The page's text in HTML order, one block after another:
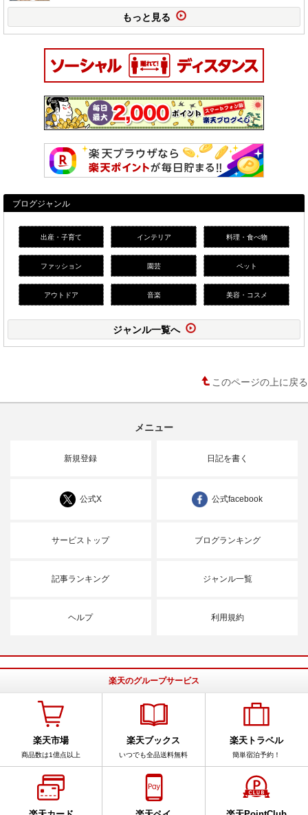
もっと見る
ブログジャンル
出産・子育て インテリア 料理・食べ物
ファッション 園芸 ペット
アウトドア 音楽 美容・コスメ
ジャンル一覧へ
このページの上に戻る
メニュー
新規登録 日記を書く
公式X 公式facebook
サービストップ ブログランキング
記事ランキング ジャンル一覧
ヘルプ 利用規約
楽天のグループサービス
楽天市場
商品数は1億点以上
楽天ブックス
いつでも全品送料無料
楽天トラベル
簡単宿泊予約！